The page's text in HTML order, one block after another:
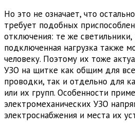
Но это не означает, что
требует подобных
отключения: те же светильники,
подключенная нагрузка также
человеку. Поэтому их тоже
УЗО на щитке как общим для
проводки, так и отдельно для
или их групп. Особенности
электромеханических УЗО
электроснабжения и места их